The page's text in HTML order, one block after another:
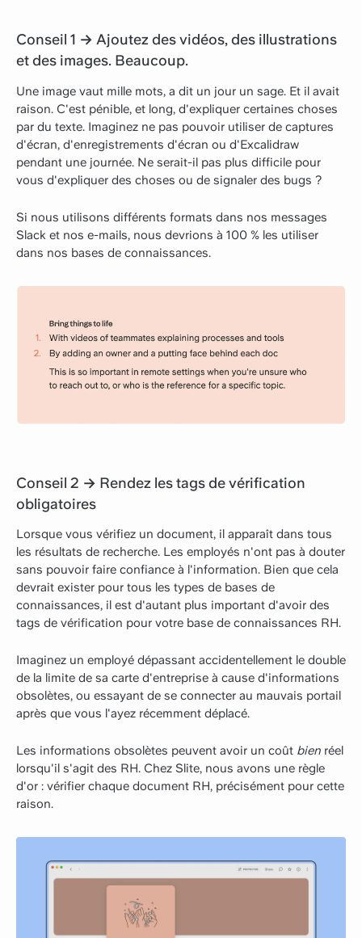
Conseil 1 → Ajoutez des vidéos, des illustrations
et des images. Beaucoup.
Une image vaut mille mots, a dit un jour un sage. Et il avait
raison. C'est pénible, et long, d'expliquer certaines choses
par du texte. Imaginez ne pas pouvoir utiliser de captures
d'écran, d'enregistrements d'écran ou d'Excalidraw
pendant une journée. Ne serait-il pas plus difficile pour
vous d'expliquer des choses ou de signaler des bugs ?
Si nous utilisons différents formats dans nos messages
Slack et nos e-mails, nous devrions à 100 % les utiliser
dans nos bases de connaissances.
Conseil 2 → Rendez les tags de vérification
obligatoires
Lorsque vous vérifiez un document, il apparaît dans tous
les résultats de recherche. Les employés n'ont pas à douter
sans pouvoir faire confiance à l'information. Bien que cela
devrait exister pour tous les types de bases de
connaissances, il est d'autant plus important d'avoir des
tags de vérification pour votre base de connaissances RH.
Imaginez un employé dépassant accidentellement le double
de la limite de sa carte d'entreprise à cause d'informations
obsolètes, ou essayant de se connecter au mauvais portail
après que vous l'ayez récemment déplacé.
Les informations obsolètes peuvent avoir un coût bien réel
lorsqu'il s'agit des RH. Chez Slite, nous avons une règle
d'or : vérifier chaque document RH, précisément pour cette
raison.